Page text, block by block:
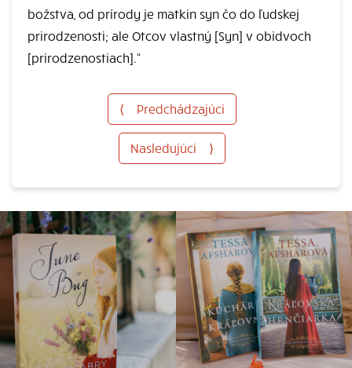
božstva, od prírody je matkin syn čo do ľudskej
prirodzenosti; ale Otcov vlastný [Syn] v obidvoch
[prirodzenostiach].“
⟨ Predchádzajúci
Nasledujúci ⟩